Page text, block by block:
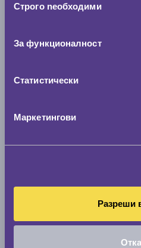
наСтрого nеобходими
За функционалност
Статистически
Маркетингови
Разреши
Скоростомер